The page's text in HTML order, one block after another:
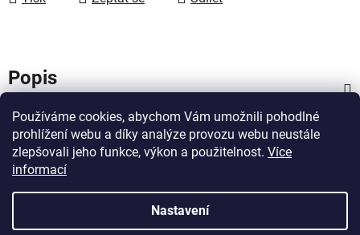
Používáme cookies, abychom Vám umožnili pohodlné
prohlížení webu a díky analýze provozu webu neustále
zlepšovali jeho funkce, výkon a použitelnost. Více
informací
Nastavení
Popis
Diskuze
Copyright 2026Dárky pro hasiče. Všechna práva
Upravit nastavení cookies